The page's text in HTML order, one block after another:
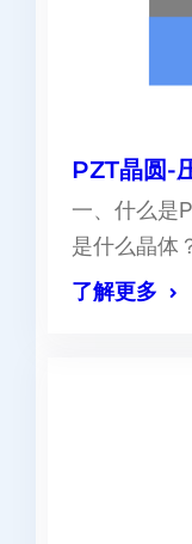
PZT晶圆-
一、什么是
是什么晶体
了解更多